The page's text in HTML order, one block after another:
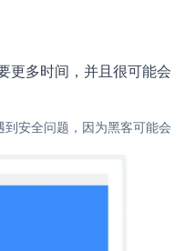
更多时间，并且很可能会
安全问题，因为黑客可能会